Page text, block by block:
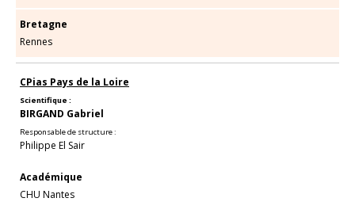
Bretagne
Rennes
CPias Pays de la Loire
Scientifique :
BIRGAND Gabriel
Responsable de structure :
Philippe El Sair
Académique
CHU Nantes